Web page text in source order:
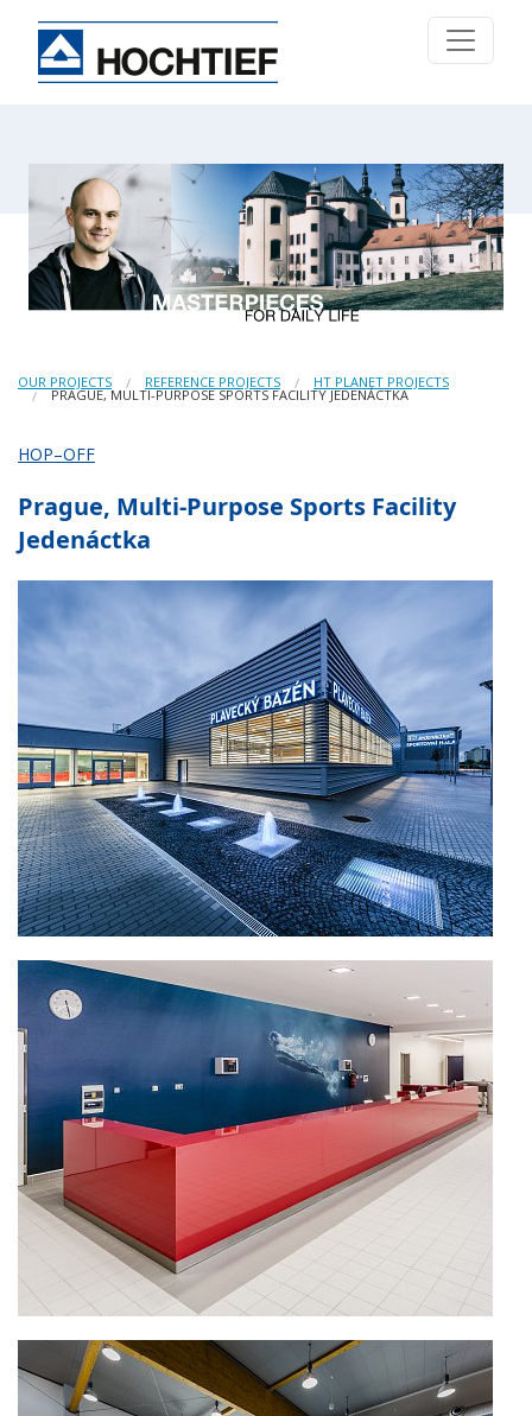
OUR PROJECTS REFERENCE PROJECTS HT PLANET PROJECTS
PRAGUE, MULTI-PURPOSE SPORTS FACILITY JEDENÁCTKA
HOP–OFF
Prague, Multi-Purpose Sports Facility
Jedenáctka